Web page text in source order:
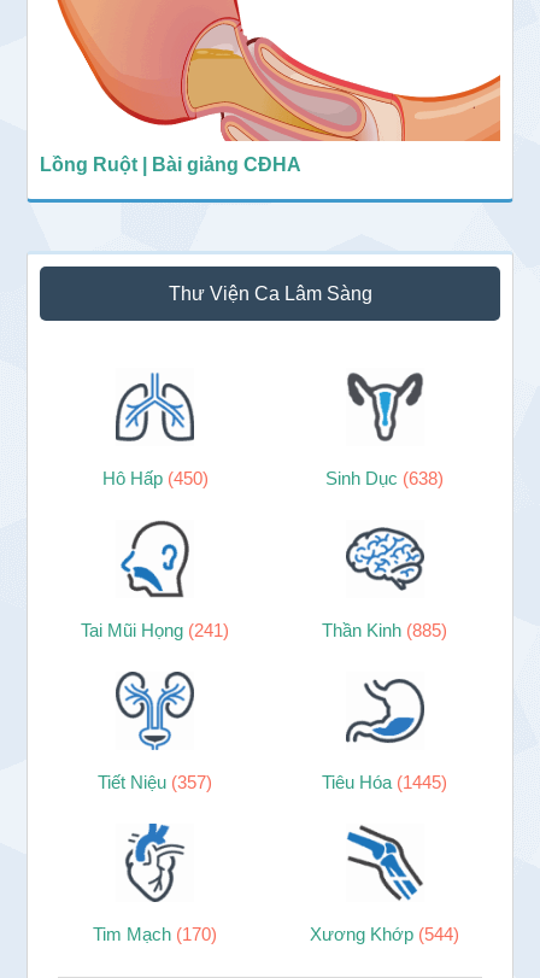
Lồng Ruột | Bài giảng CĐHA
Thư Viện Ca Lâm Sàng
Hô Hấp (450) Sinh Dục (638)
Tai Mũi Họng (241) Thần Kinh (885)
Tiết Niệu (357) Tiêu Hóa (1445)
Tim Mạch (170) Xương Khớp (544)